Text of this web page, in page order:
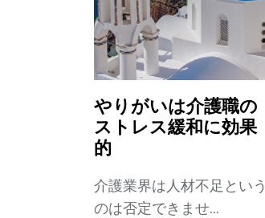
やりがいは介護職の
ストレス緩和に効果
的
介護業界は人材不足という
のは否定できませ...